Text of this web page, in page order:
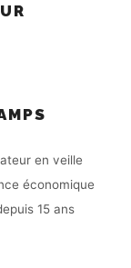
en veille
économique
15 ans